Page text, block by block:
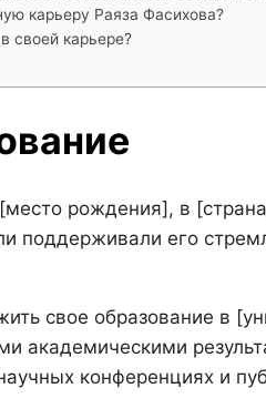
карьеру Раяза Фасихова?
своей карьере?
рождения], в
поддерживали его
свое образование в
академическими
конференциях и